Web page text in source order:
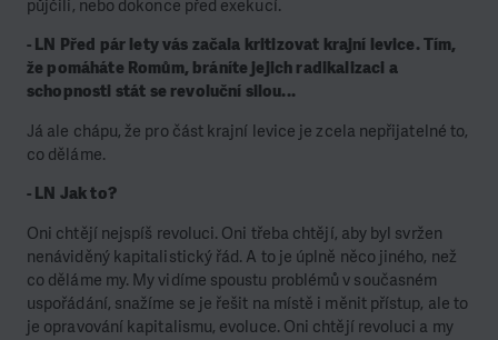
půjčili, nebo dokonce před exekucí.
- LN Před pár lety vás začala kritizovat krajní levice. Tím,
že pomáháte Romům, bráníte jejich radikalizaci a
schopnosti stát se revoluční silou...
Já ale chápu, že pro část krajní levice je zcela nepřijatelné to,
co děláme.
- LN Jak to?
Oni chtějí nejspíš revoluci. Oni třeba chtějí, aby byl svržen
nenáviděný kapitalistický řád. A to je úplně něco jiného, než
co děláme my. My vidíme spoustu problémů v současném
uspořádání, snažíme se je řešit na místě i měnit přístup, ale to
je opravování kapitalismu, evoluce. Oni chtějí revoluci a my